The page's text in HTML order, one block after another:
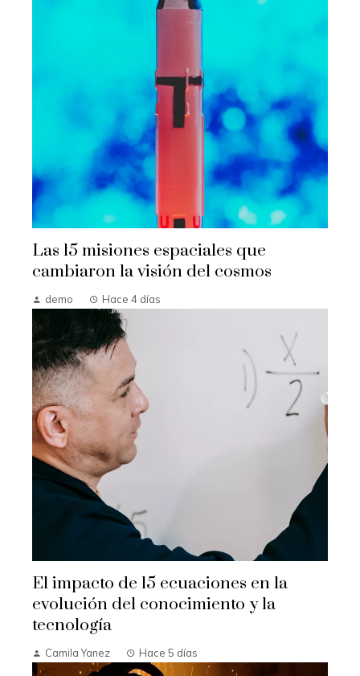
Las 15 misiones espaciales que
cambiaron la visión del cosmos
demo Hace 4 días
El impacto de 15 ecuaciones en la
evolución del conocimiento y la
tecnología
Camila Yanez Hace 5 días